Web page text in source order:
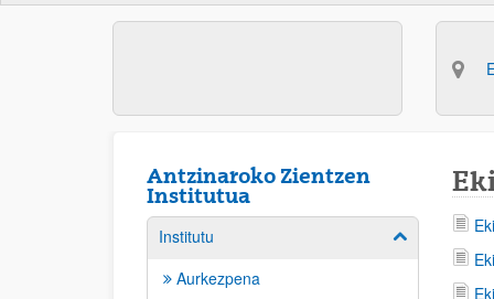
Antzinaroko Zientzen
Institutua
Institutu Erakutsi/
Aurkezpena